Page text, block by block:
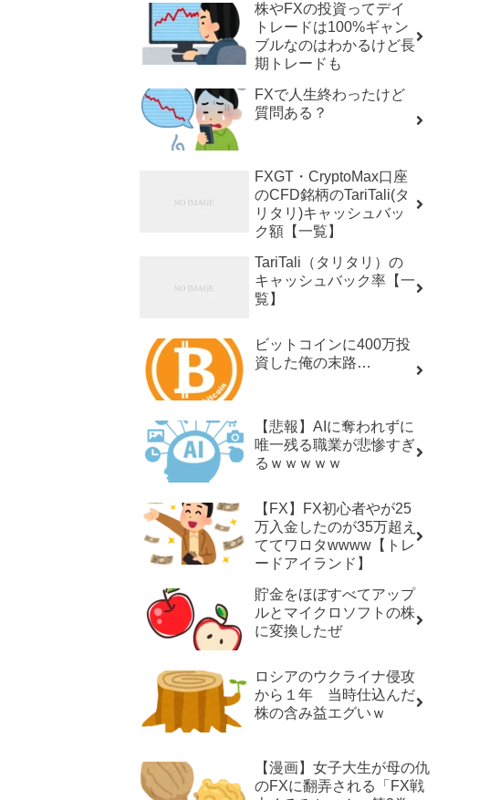
株やFXの投資ってデイ
トレードは100%ギャン
ブルなのはわかるけど長
期トレードも
FXで人生終わったけど
質問ある？
FXGT・CryptoMax口座
のCFD銘柄のTariTali(タ
リタリ)キャッシュバッ
ク額【一覧】
TariTali（タリタリ）の
キャッシュバック率【一
覧】
ビットコインに400万投
資した俺の末路…
【悲報】AIに奪われずに
唯一残る職業が悲惨すぎ
るｗｗｗｗｗ
【FX】FX初心者やが25
万入金したのが35万超え
ててワロタwwww【トレ
ードアイランド】
貯金をほぼすべてアップ
ルとマイクロソフトの株
に変換したぜ
ロシアのウクライナ侵攻
から１年 当時仕込んだ
株の含み益エグいｗ
【漫画】女子大生が母の仇
のFXに翻弄される「FX戦